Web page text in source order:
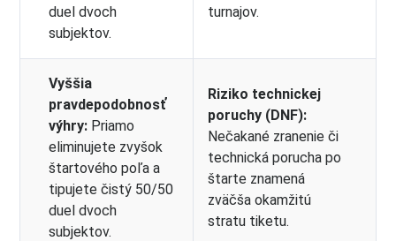
duel dvoch
subjektov.
turnajov.
Vyššia
pravdepodobnosť
výhry: Priamo
eliminujete zvyšok
štartového poľa a
tipujete čistý 50/50
duel dvoch
subjektov.
Riziko technickej
poruchy (DNF):
Nečakané zranenie či
technická porucha po
štarte znamená
zväčša okamžitú
stratu tiketu.